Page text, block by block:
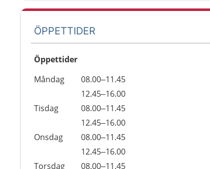
ÖPPETTIDER
Öppettider
Dag
Öppettider
Kommentarer
Måndag
08.00–11.45
12.45–16.00
Tisdag
08.00–11.45
12.45–16.00
Onsdag
08.00–11.45
12.45–16.00
Torsdag
08.00–11.45